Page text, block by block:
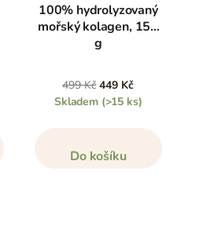
100% hydrolyzovaný
mořský kolagen, 150
g
499 Kč 449 Kč
Skladem (>15 ks)
Do košíku